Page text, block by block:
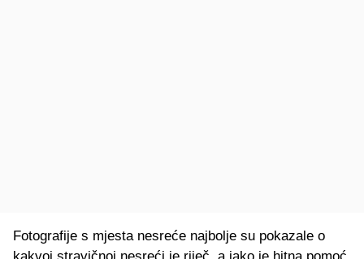
Fotografije s mjesta nesreće najbolje su pokazale o
kakvoj stravičnoj nesreći je riječ, a iako je hitna pomoć